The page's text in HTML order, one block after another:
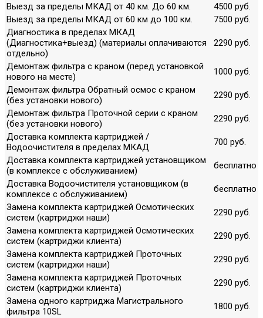
Выезд за пределы МКАД от 40 км. До 60 км.
4500 руб.
Выезд за пределы МКАД от 60 км до 100 км.
7500 руб.
Диагностика в пределах МКАД
(Диагностика+выезд) (материалы оплачиваются
отдельно)
2290 руб.
Демонтаж фильтра с краном (перед установкой
нового на месте)
1000 руб.
Демонтаж фильтра Обратный осмос с краном
(без установки нового)
2290 руб.
Демонтаж фильтра Проточной серии с краном
(без установки нового)
2290 руб.
Доставка комплекта картриджей /
Водоочистителя в пределах МКАД
700 руб.
Доставка комплекта картриджей установщиком
(в комплексе с обслуживанием)
бесплатно
Доставка Водоочистителя установщиком (в
комплексе с обслуживанием)
бесплатно
Замена комплекта картриджей Осмотических
систем (картриджи наши)
2290 руб.
Замена комплекта картриджей Осмотических
систем (картриджи клиента)
2290 руб.
Замена комплекта картриджей Проточных
систем (картриджи наши)
2290 руб.
Замена комплекта картриджей Проточных
систем (картриджи клиента)
2290 руб.
Замена одного картриджа Магистрального
фильтра 10SL
1800 руб.